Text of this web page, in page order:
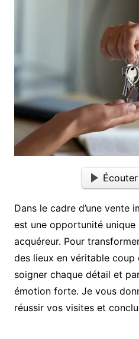
Dans le cadre d’une vente
est une opportunité
acquéreur. Pour
des lieux en véritable
soigner chaque détail et
émotion forte. Je vous
réussir vos visites et